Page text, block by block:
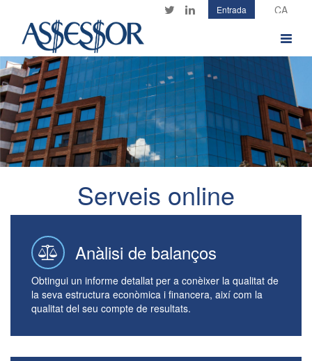
contingut
TwitterLinkedInEntrada
Toggle
banner1.jpg
Serveis online
Anàlisi de balanços
Obtingui un informe detallat per a conèixer la qualitat de
la seva estructura econòmica i financera, així com la
qualitat del seu compte de resultats.